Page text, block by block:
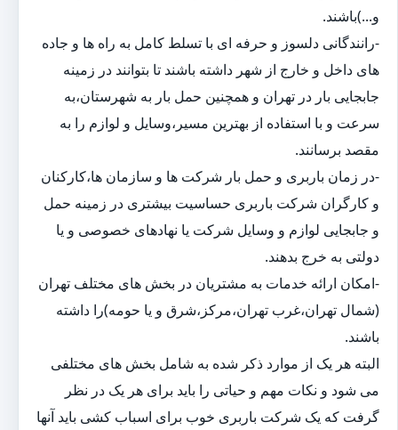
و...)باشند.
-رانندگانی دلسوز و حرفه ای با تسلط کامل به راه ها و جاده
های داخل و خارج از شهر داشته باشند تا بتوانند در زمینه
جابجایی بار در تهران و همچنین حمل بار به شهرستان،به
سرعت و با استفاده از بهترین مسیر،وسایل و لوازم را به
مقصد برسانند.
-در زمان باربری و حمل بار شرکت ها و سازمان ها،کارکنان
و کارگران شرکت باربری حساسیت بیشتری در زمینه حمل
و جابجایی لوازم و وسایل شرکت یا نهادهای خصوصی و یا
دولتی به خرج بدهند.
-امکان ارائه خدمات به مشتریان در بخش های مختلف تهران
(شمال تهران،غرب تهران،مرکز،شرق و یا حومه)را داشته
باشند.
البته هر یک از موارد ذکر شده به شامل بخش های مختلفی
می شود و نکات مهم و حیاتی را باید برای هر یک در نظر
گرفت که یک شرکت باربری خوب برای اسباب کشی باید آنها